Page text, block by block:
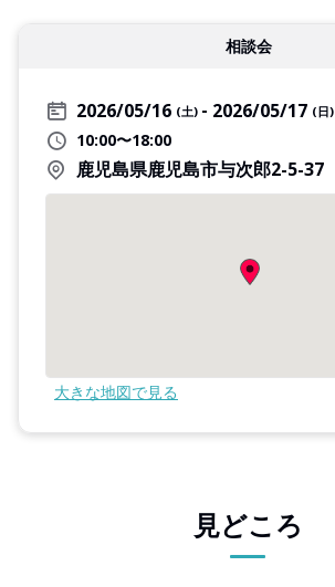
相談会
2026/05/16 (土) 2026/05/17 (日)
10:00〜18:00
鹿児島県鹿児島市与次郎2-5-37
大きな地図で見る
見どころ